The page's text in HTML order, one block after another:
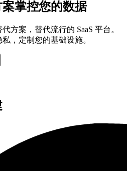
掌控您的数据
方案，替代流行的 SaaS 平台。
，定制您的基础设施。